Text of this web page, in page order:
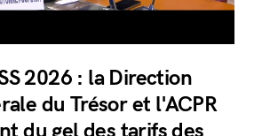
2026 : la Direction
du Trésor et l'ACPR